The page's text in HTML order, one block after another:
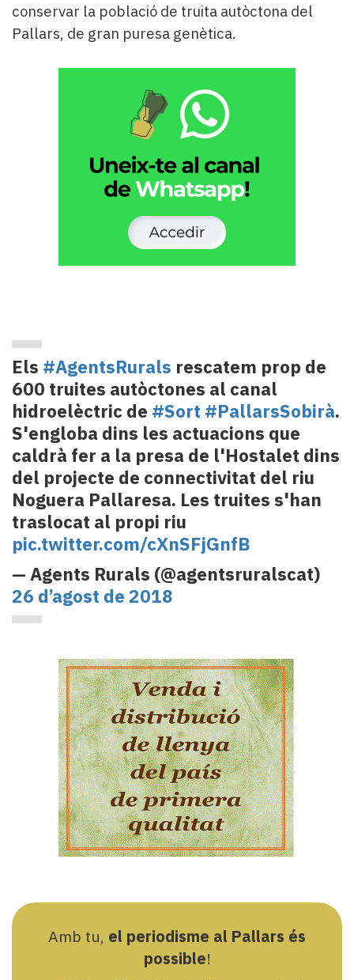
conservar la població de truita autòctona del
Pallars, de gran puresa genètica.
Els #AgentsRurals rescatem prop de
600 truites autòctones al canal
hidroelèctric de #Sort #PallarsSobirà.
S'engloba dins les actuacions que
caldrà fer a la presa de l'Hostalet dins
del projecte de connectivitat del riu
Noguera Pallaresa. Les truites s'han
traslocat al propi riu
pic.twitter.com/cXnSFjGnfB
— Agents Rurals (@agentsruralscat)
26 d’agost de 2018
Amb tu, el periodisme al Pallars és
possible!